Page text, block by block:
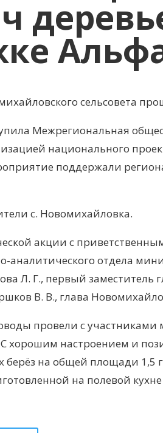
сельсовета
Межрегиональная
национального
поддержали
с. Новомихайловка.
акции с
аналитического отдела
Л. Г., первый
В. В., глава
провели с участниками
хорошим настроением и
на общей площади 1,5
на полевой